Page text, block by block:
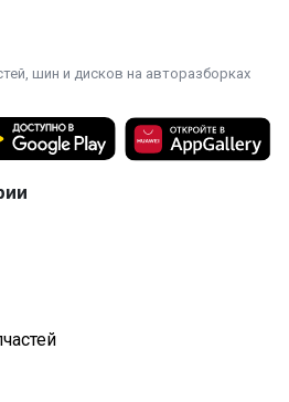
шин и дисков на авторазборках